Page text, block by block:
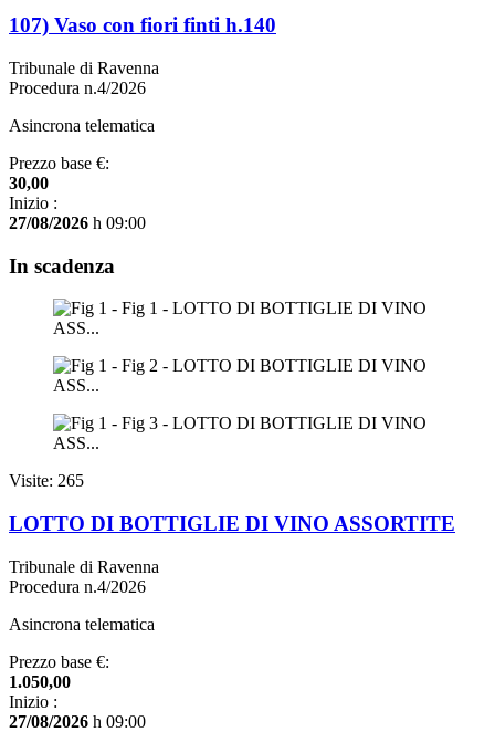
107) Vaso con fiori finti h.140
Tribunale di Ravenna
Procedura n.4/2026
Asincrona telematica
Prezzo base €:
30,00
Inizio :
27/08/2026 h 09:00
In scadenza
Visite: 265
LOTTO DI BOTTIGLIE DI VINO ASSORTITE
Tribunale di Ravenna
Procedura n.4/2026
Asincrona telematica
Prezzo base €:
1.050,00
Inizio :
27/08/2026 h 09:00